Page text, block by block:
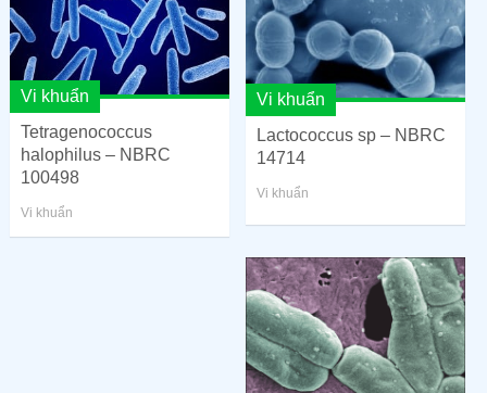
Vi khuẩn
Tetragenococcus
halophilus – NBRC
100498
Vi khuẩn
Vi khuẩn
Lactococcus sp – NBRC
14714
Vi khuẩn